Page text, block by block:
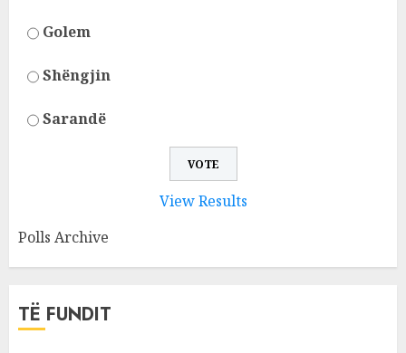
Golem
Shëngjin
Sarandë
View Results
Polls Archive
TË FUNDIT